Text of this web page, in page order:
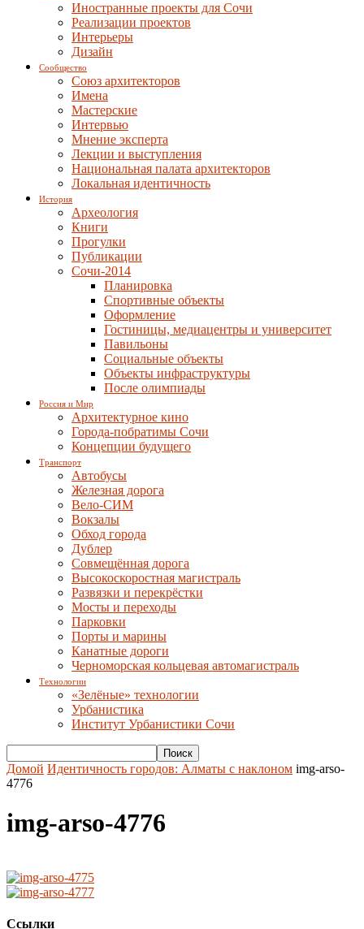
Иностранные проекты для Сочи
Реализации проектов
Интерьеры
Дизайн
Сообщество
Союз архитекторов
Имена
Мастерские
Интервью
Мнение эксперта
Лекции и выступления
Национальная палата архитекторов
Локальная идентичность
История
Археология
Книги
Прогулки
Публикации
Сочи-2014
Планировка
Спортивные объекты
Оформление
Гостиницы, медиацентры и университет
Павильоны
Социальные объекты
Объекты инфраструктуры
После олимпиады
Россия и Мир
Архитектурное кино
Города-побратимы Сочи
Концепции будущего
Транспорт
Автобусы
Железная дорога
Вело-СИМ
Вокзалы
Обход города
Дублер
Совмещённая дорога
Высокоскоростная магистраль
Развязки и перекрёстки
Мосты и переходы
Парковки
Порты и марины
Канатные дороги
Черноморская кольцевая автомагистраль
Технологии
«Зелёные» технологии
Урбанистика
Институт Урбанистики Сочи
Домой Идентичность городов: Алматы с наклоном img-arso-
4776
img-arso-4776
Ссылки